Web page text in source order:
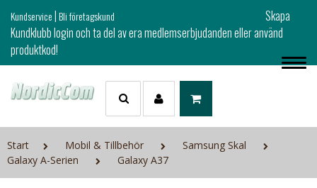
Kundservice|Bli företagskund
Skapa
Kundklubb login och ta del av era medlemserbjudanden eller använd
produktkod!
Start Mobil & Tillbehör
Samsung Skal
Galaxy A-Serien
Galaxy A37